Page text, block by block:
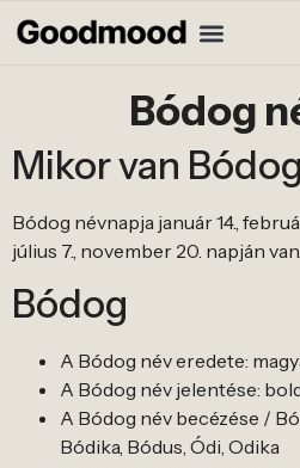
Bódog
Mikor van
Bódog névnapja január 14.,
július 7., november 20. napján van.
Bódog
A Bódog név eredete:
A Bódog név jelentése:
A Bódog név becézése /
Bódika, Bódus, Ódi, Odika